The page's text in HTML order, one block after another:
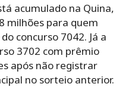
acumulado na Quina,
milhões para quem
concurso 7042. Já a
3702 com prêmio
após não registrar
no sorteio anterior.